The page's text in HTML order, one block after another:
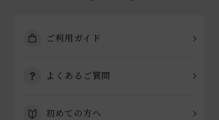
ご利用ガイド
よくあるご質問
初めての方へ